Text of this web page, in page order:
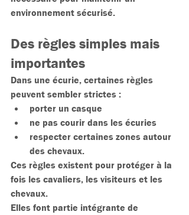
environnement sécurisé.
Des règles simples mais
importantes
Dans une écurie, certaines règles
peuvent sembler strictes :
porter un casque
ne pas courir dans les écuries
respecter certaines zones autour
des chevaux.
Ces règles existent pour protéger à la
fois les cavaliers, les visiteurs et les
chevaux.
Elles font partie intégrante de